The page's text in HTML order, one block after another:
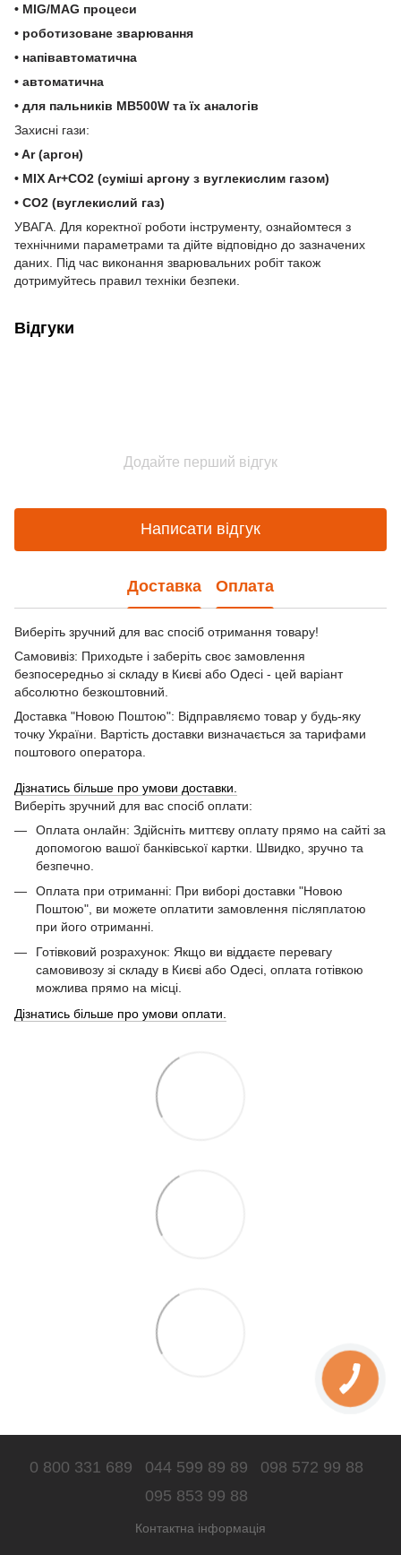
• MIG/MAG процеси
• роботизоване зварювання
• напівавтоматична
• автоматична
• для пальників МВ500W та їх аналогів
Захисні гази:
• Ar (аргон)
• MIX Ar+CO2 (суміші аргону з вуглекислим газом)
• CO2 (вуглекислий газ)
УВАГА. Для коректної роботи інструменту, ознайомтеся з
технічними параметрами та дійте відповідно до зазначених
даних. Під час виконання зварювальних робіт також
дотримуйтесь правил техніки безпеки.
Відгуки
Додайте перший відгук
Написати відгук
Доставка Оплата
Виберіть зручний для вас спосіб отримання товару!
Самовивіз: Приходьте і заберіть своє замовлення
безпосередньо зі складу в Києві або Одесі - цей варіант
абсолютно безкоштовний.
Доставка "Новою Поштою": Відправляємо товар у будь-яку
точку України. Вартість доставки визначається за тарифами
поштового оператора.
Дізнатись більше про умови доставки.
Виберіть зручний для вас спосіб оплати:
Оплата онлайн: Здійсніть миттєву оплату прямо на сайті за
допомогою вашої банківської картки. Швидко, зручно та
безпечно.
Оплата при отриманні: При виборі доставки "Новою
Поштою", ви можете оплатити замовлення післяплатою
при його отриманні.
Готівковий розрахунок: Якщо ви віддаєте перевагу
самовивозу зі складу в Києві або Одесі, оплата готівкою
можлива прямо на місці.
Дізнатись більше про умови оплати.
0 800 331 689 044 599 89 89
098 572 99 88
095 853 99 88
Контактна інформація